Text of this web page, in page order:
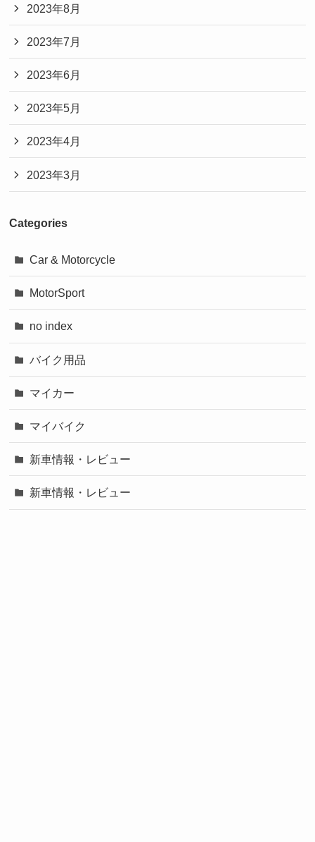
2023年8月
2023年7月
2023年6月
2023年5月
2023年4月
2023年3月
Categories
Car & Motorcycle
MotorSport
no index
バイク用品
マイカー
マイバイク
新車情報・レビュー
新車情報・レビュー